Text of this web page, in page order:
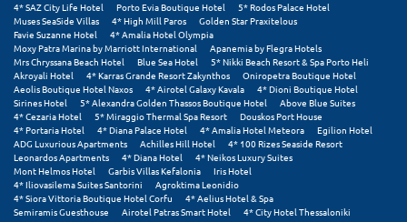
Μυτιλήνη
Ν
Νάξος
Νάουσα
Ναυπακτία
Ναύπλιο
4* SAZ City Life Hotel
Porto Evia Boutique Hotel
5* Rodos Palace Hotel
Muses SeaSide Villas
4* High Mill Paros
Golden Star Praxitelous
Favie Suzanne Hotel
4* Amalia Hotel Olympia
Moxy Patra Marina by Marriott International
Apanemia by Flegra Hotels
Mrs Chryssana Beach Hotel
Blue Sea Hotel
5* Nikki Beach Resort & Spa Porto Heli
Akroyali Hotel
4* Karras Grande Resort Zakynthos
Oniropetra Boutique Hotel
Aeolis Boutique Hotel Naxos
4* Airotel Galaxy Kavala
4* Dioni Boutique Hotel
Sirines Hotel
5* Alexandra Golden Thassos Boutique Hotel
Above Blue Suites
4* Cezaria Hotel
5* Miraggio Thermal Spa Resort
Douskos Port House
4* Portaria Hotel
4* Diana Palace Hotel 4* Amalia Hotel Meteora
Egilion Hotel
ADG Luxurious Apartments
Achilles Hill Hotel
4* 100 Rizes Seaside Resort
Leonardos Apartments
4* Diana Hotel
4* Neikos Luxury Suites
Mont Helmos Hotel
Garbis Villas Kefalonia
Iris Hotel
4* Iliovasilema Suites Santorini
Agroktima Leonidio
4* Siora Vittoria Boutique Hotel Corfu
4* Aelius Hotel & Spa
Semiramis Guesthouse
Airotel Patras Smart Hotel
4* City Hotel Thessaloniki